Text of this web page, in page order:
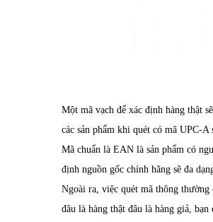
Một mã vạch để xác định hàng thật
các sản phẩm khi quét có mã UPC-
Mã chuẩn là EAN là sản phẩm có
định nguồn gốc chính hãng sẽ đa
Ngoài ra, việc quét mã thông thường
đâu là hàng thật đâu là hàng giả,